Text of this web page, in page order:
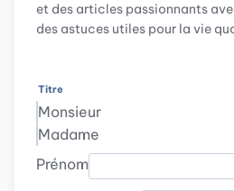
et des articles passionnants
des astuces utiles pour la vie
Titre
Monsieur
Madame
Prénom